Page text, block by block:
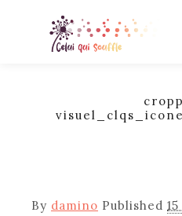
By damino Published